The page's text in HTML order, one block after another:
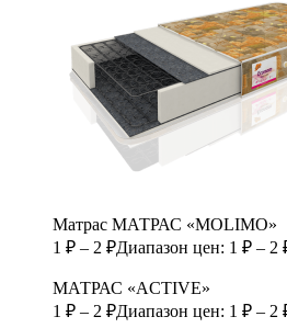
Матрас МАТРАС «MOLIMO»
1 ₽ – 2 ₽Диапазон цен: 1 ₽ – 2
МАТРАС «ACTIVE»
1 ₽ – 2 ₽Диапазон цен: 1 ₽ – 2